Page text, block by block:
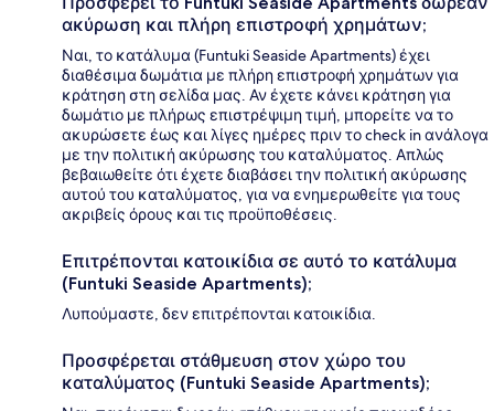
ακύρωση και πλήρη επιστροφή χρημάτων;
Ναι, το κατάλυμα (Funtuki Seaside Apartments) έχει
διαθέσιμα δωμάτια με πλήρη επιστροφή χρημάτων για
κράτηση στη σελίδα μας. Αν έχετε κάνει κράτηση για
δωμάτιο με πλήρως επιστρέψιμη τιμή, μπορείτε να το
ακυρώσετε έως και λίγες ημέρες πριν το check in ανάλογα
με την πολιτική ακύρωσης του καταλύματος. Απλώς
βεβαιωθείτε ότι έχετε διαβάσει την πολιτική ακύρωσης
αυτού του καταλύματος, για να ενημερωθείτε για τους
ακριβείς όρους και τις προϋποθέσεις.
Επιτρέπονται κατοικίδια σε αυτό το κατάλυμα
(Funtuki Seaside Apartments);
Λυπούμαστε, δεν επιτρέπονται κατοικίδια.
Προσφέρεται στάθμευση στον χώρο του
καταλύματος (Funtuki Seaside Apartments);